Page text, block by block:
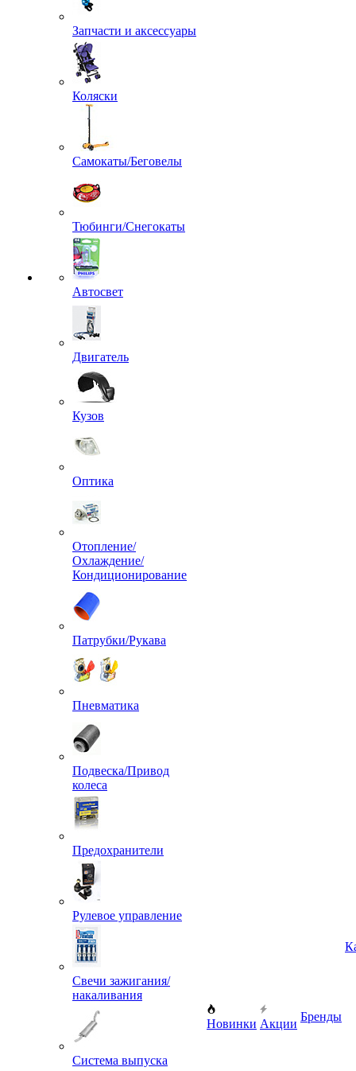
Запчасти и аксессуары
Коляски
Самокаты/Беговелы
Тюбинги/Снегокаты
Автосвет
Двигатель
Кузов
Оптика
Отопление/
Охлаждение/
Кондиционирование
Патрубки/Рукава
Пневматика
Подвеска/Привод
колеса
Предохранители
Рулевое управление
Свечи зажигания/
накаливания
Система выпуска
Новинки Акции
Бренды